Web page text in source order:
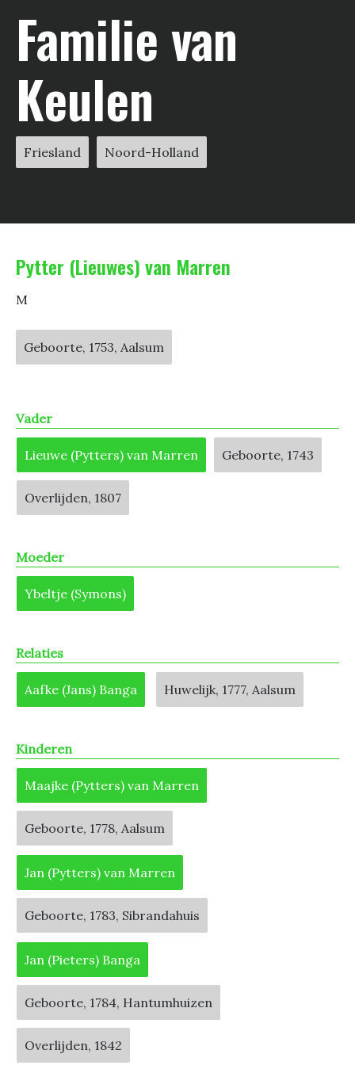
Familie van
Keulen
Friesland Noord-Holland
Pytter (Lieuwes) van Marren
M
Geboorte, 1753, Aalsum
Vader
Lieuwe (Pytters) van Marren Geboorte, 1743
Overlijden, 1807
Moeder
Ybeltje (Symons)
Relaties
Aafke (Jans) Banga Huwelijk, 1777, Aalsum
Kinderen
Maajke (Pytters) van Marren
Geboorte, 1778, Aalsum
Jan (Pytters) van Marren
Geboorte, 1783, Sibrandahuis
Jan (Pieters) Banga
Geboorte, 1784, Hantumhuizen
Overlijden, 1842